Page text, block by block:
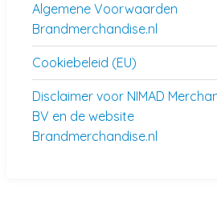
Algemene Voorwaarden
Brandmerchandise.nl
Cookiebeleid (EU)
Disclaimer voor NIMAD
BV en de website
Brandmerchandise.nl